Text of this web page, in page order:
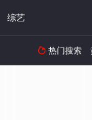
综艺
 热门搜索